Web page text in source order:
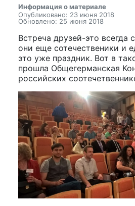
Информация о материале
Опубликовано: 23 июня 2018
Обновлено: 25 июня 2018
Встреча друзей-это всегда
они еще сотечественики и
это уже праздник. Вот в
прошла Общегерманская
российских